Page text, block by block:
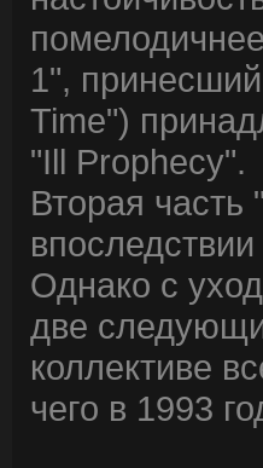
1",
Time")
"Ill Prophecy".
Вторая
Однако с
две
коллективе
чего в 1993